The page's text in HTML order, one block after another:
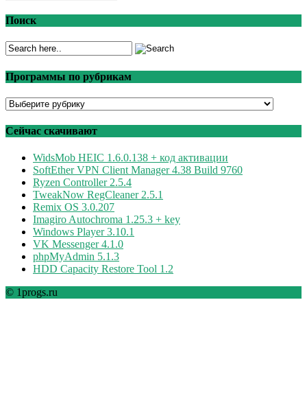
Поиск
Программы по рубрикам
Программы
рубрикам
Сейчас скачивают
WidsMob HEIC 1.6.0.138 + код активации
SoftEther VPN Client Manager 4.38 Build 9760
Ryzen Controller 2.5.4
TweakNow RegCleaner 2.5.1
Remix OS 3.0.207
Imagiro Autochroma 1.25.3 + key
Windows Player 3.10.1
VK Messenger 4.1.0
phpMyAdmin 5.1.3
HDD Capacity Restore Tool 1.2
© 1progs.ru